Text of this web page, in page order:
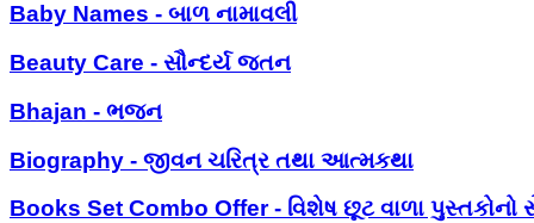
Baby Names - બાળ નામાવલી
Beauty Care - સૌન્દર્ય જતન
Bhajan - ભજન
Biography - જીવન ચરિત્ર તથા આત્મકથા
Books Set Combo Offer - વિશેષ છૂટ વાળા પુસ્તકોનો